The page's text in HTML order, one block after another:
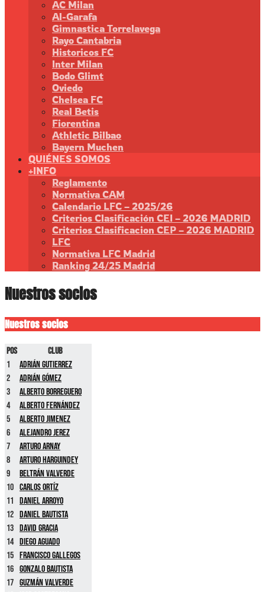
AC Milan
Al-Garafa
Gimnastica Torrelavega
Rayo Cantabria
Historicos FC
Inter Milan
Bodo Glimt
Oviedo
Chelsea FC
Real Betis
Fiorentina
Athletic Bilbao
Bayern Muchen
QUIÉNES SOMOS
+INFO
Reglamento
Normativa CAM
Calendario LFC – 2025/26
Criterios Clasificación CEI – 2026 MADRID
Criterios Clasificacion CEP – 2026 MADRID
LFC
Normativa LFC Madrid
Ranking 24/25 Madrid
Nuestros socios
Nuestros socios
Pos
Club
1
Adrián Gutierrez
2
Adrián Gómez
3
Alberto Borreguero
4
Alberto Fernández
5
Alberto Jimenez
6
Alejandro Jerez
7
Arturo Arnay
8
Arturo Harguindey
9
Beltrán Valverde
10 Carlos Ortíz
11 Daniel Arroyo
12 Daniel Bautista
13 David Gracia
14 Diego Aguado
15 Francisco Gallegos
16 Gonzalo Bautista
17 Guzmán Valverde